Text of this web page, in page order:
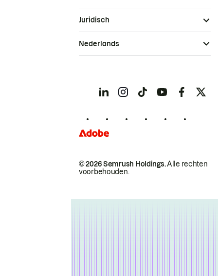
© 2026 Semrush Holdings.Alle rechten
voorbehouden.
Juridisch
Nederlands